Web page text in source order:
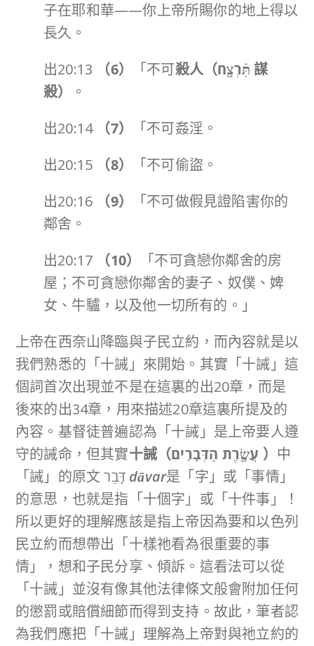
子在耶和華——你上帝所賜你的地上得以
長久。
出20:13
（6） 「不可殺人（תִּֿרְצָ֖ח 謀
殺）
。
出20:14
（7）
「不可姦淫。
出20:15
（8）
「不可偷盜。
出20:16
（9）
「不可做假見證陷害你的
鄰舍。
出20:17
（10）
「不可貪戀你鄰舍的房
屋；不可貪戀你鄰舍的妻子、奴僕、婢
女、牛驢，以及他一切所有的。」
上帝在西奈山降臨與子民立約，而內容就是以
我們熟悉的「十誡」來開始。其實「十誡」這
個詞首次出現並不是在這裏的出20章，而是
後來的出34章，用來描述20章這裏所提及的
內容。基督徒普遍認為「十誡」是上帝要人遵
守的誡命，但其實十誡（עֲשֶׂ֖רֶת הַדְּבָרִֽים ） 中
dāvar是「字」或「事情」
的意思，也就是指「十個字」或「十件事」！
所以更好的理解應該是指上帝因為要和以色列
民立約而想帶出「十樣祂看為很重要的事
情」，想和子民分享、傾訴。這看法可以從
「十誡」並沒有像其他法律條文般會附加任何
的懲罰或賠償細節而得到支持。故此，筆者認
為我們應把「十誡」理解為上帝對與祂立約的